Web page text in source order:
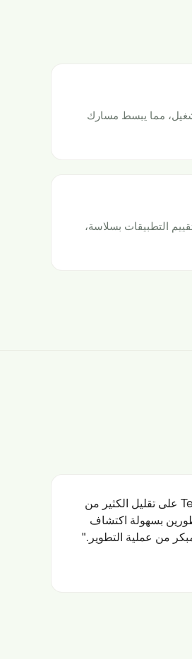
مما يبسط مسارك
التطبيقات بسلاسة،
"تساعدنا أتمتة TestSprite على تقليل الكثير من
بسهولة اكتشاف
من عملية التطوير."